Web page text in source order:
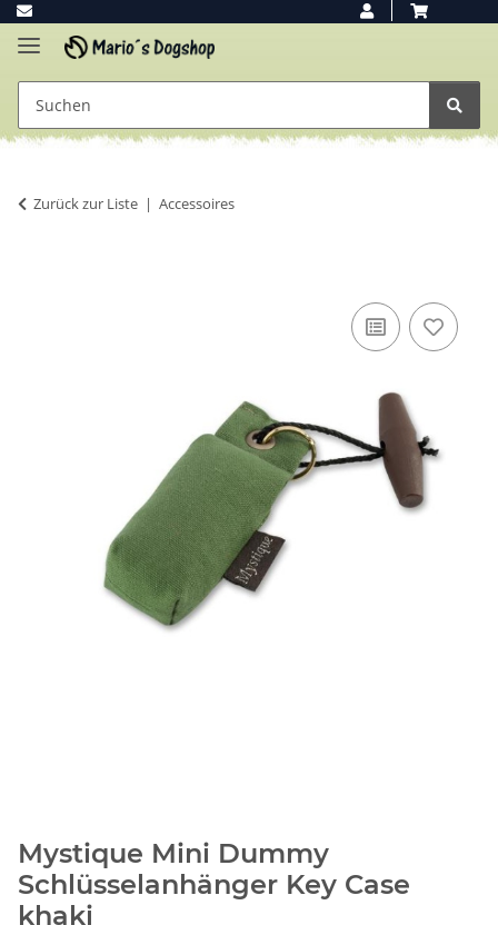
Zurück zur Liste Accessoires
Mystique Mini Dummy
Schlüsselanhänger Key Case
khaki